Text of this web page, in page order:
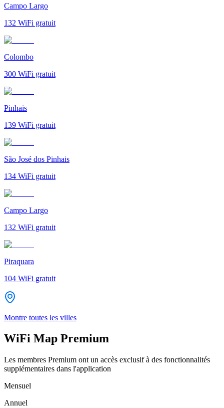
Campo Largo
132 WiFi gratuit
Colombo
300 WiFi gratuit
Pinhais
139 WiFi gratuit
São José dos Pinhais
134 WiFi gratuit
Campo Largo
132 WiFi gratuit
Piraquara
104 WiFi gratuit
Montre toutes les villes
WiFi Map Premium
Les membres Premium ont un accès exclusif à des fonctionnalités
supplémentaires dans l'application
Mensuel
Annuel